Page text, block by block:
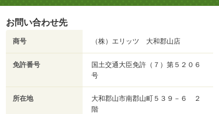
お問い合わせ先
商号 （株）エリッツ 大和郡山店
免許番号
国土交通大臣免許（７）第５２０６
号
所在地
大和郡山市南郡山町５３９－６ ２
階